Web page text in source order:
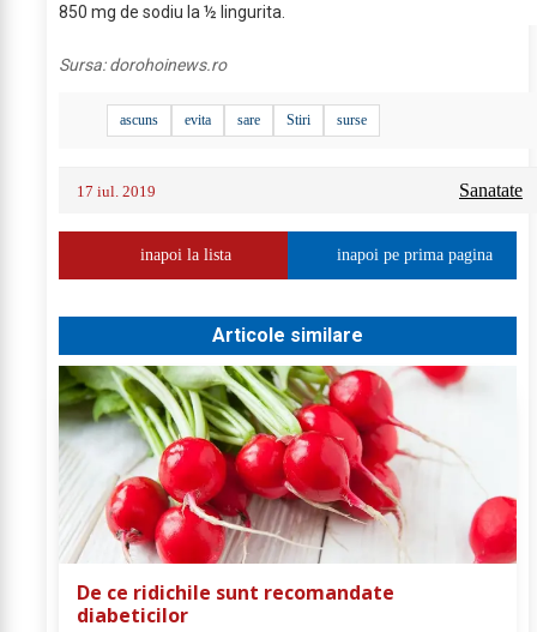
850 mg de sodiu la ½ lingurita.
Sursa:dorohoinews.ro
ascuns evita sare Stiri surse
17 iul. 2019 Sanatate
inapoi la lista inapoi pe prima pagina
Articole similare
De ce ridichile sunt recomandate
diabeticilor